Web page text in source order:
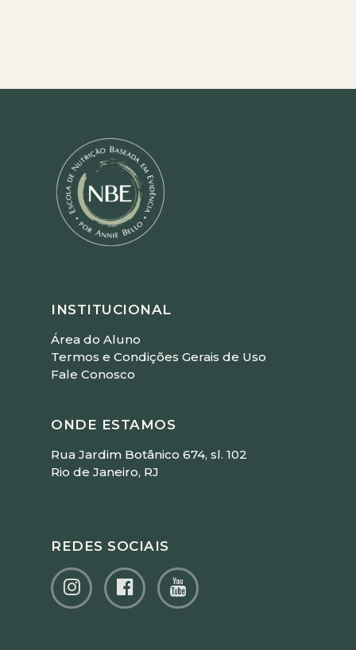
INSTITUCIONAL
Área do Aluno
Termos e Condições Gerais de Uso
Fale Conosco
ONDE ESTAMOS
Rua Jardim Botânico 674, sl. 102
Rio de Janeiro, RJ
REDES SOCIAIS